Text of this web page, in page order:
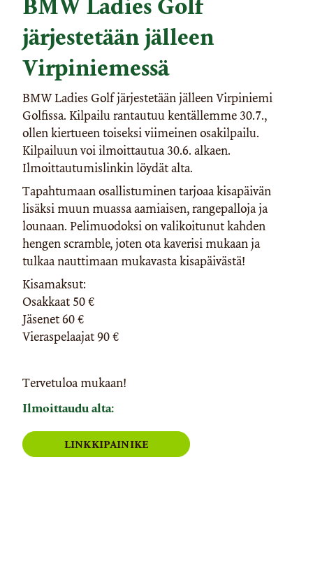
järjestetään jälleen
Virpiniemessä
BMW Ladies Golf järjestetään jälleen Virpiniemi
Golfissa. Kilpailu rantautuu kentällemme 30.7.,
ollen kiertueen toiseksi viimeinen osakilpailu.
Kilpailuun voi ilmoittautua 30.6. alkaen.
Ilmoittautumislinkin löydät alta.
Tapahtumaan osallistuminen tarjoaa kisapäivän
lisäksi muun muassa aamiaisen, rangepalloja ja
lounaan. Pelimuodoksi on valikoitunut kahden
hengen scramble, joten ota kaverisi mukaan ja
tulkaa nauttimaan mukavasta kisapäivästä!
Kisamaksut:
Osakkaat 50 €
Jäsenet 60 €
​​​​​​​Vieraspelaajat 90 €
Tervetuloa mukaan!
Ilmoittaudu alta:
LINKKIPAINIKE